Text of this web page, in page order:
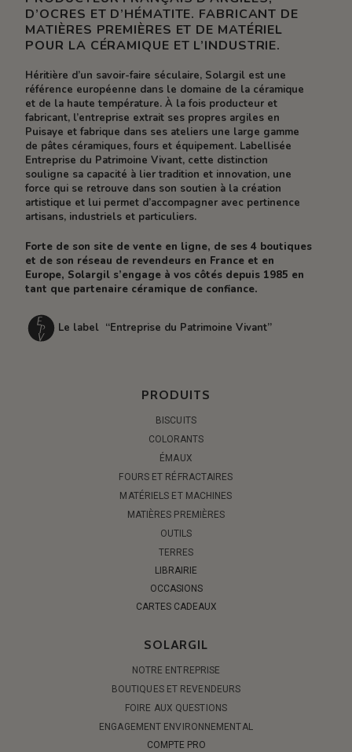
D’OCRES ET D’HÉMATITE. FABRICANT DE
MATIÈRES PREMIÈRES ET DE MATÉRIEL
POUR LA CÉRAMIQUE ET L’INDUSTRIE.
Héritière d’un savoir-faire séculaire, Solargil est une
référence européenne dans le domaine de la céramique
et de la haute température. À la fois producteur et
fabricant, l’entreprise extrait ses propres argiles en
Puisaye et fabrique dans ses ateliers une large gamme
de pâtes céramiques, fours et équipement. Labellisée
Entreprise du Patrimoine Vivant, cette distinction
souligne sa capacité à lier tradition et innovation, une
force qui se retrouve dans son soutien à la création
artistique et lui permet d’accompagner avec pertinence
artisans, industriels et particuliers.
Forte de son site de vente en ligne, de ses 4 boutiques
et de son réseau de revendeurs en France et en
Europe, Solargil s’engage à vos côtés depuis 1985 en
tant que partenaire céramique de confiance.
Le label “Entreprise du Patrimoine Vivant”
PRODUITS
BISCUITS
COLORANTS
ÉMAUX
FOURS ET RÉFRACTAIRES
MATÉRIELS ET MACHINES
MATIÈRES PREMIÈRES
OUTILS
TERRES
LIBRAIRIE
OCCASIONS
CARTES CADEAUX
SOLARGIL
NOTRE ENTREPRISE
BOUTIQUES ET REVENDEURS
FOIRE AUX QUESTIONS
ENGAGEMENT ENVIRONNEMENTAL
COMPTE PRO